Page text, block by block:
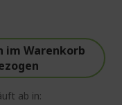
im Warenkorb
ab in: